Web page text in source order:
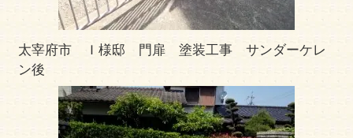
太宰府市 Ｉ様邸 門扉 塗装工事 サンダーケレ
ン後